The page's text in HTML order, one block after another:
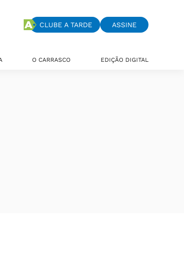
CLUBE A TARDE ASSINE
O CARRASCO EDIÇÃO DIGITAL